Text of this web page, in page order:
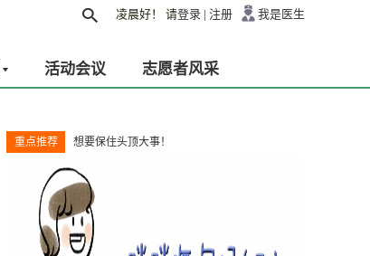
凌晨好！ 请登录 | 注册 我是医生
活动会议 志愿者风采
重点推荐 想要保住头顶大事！